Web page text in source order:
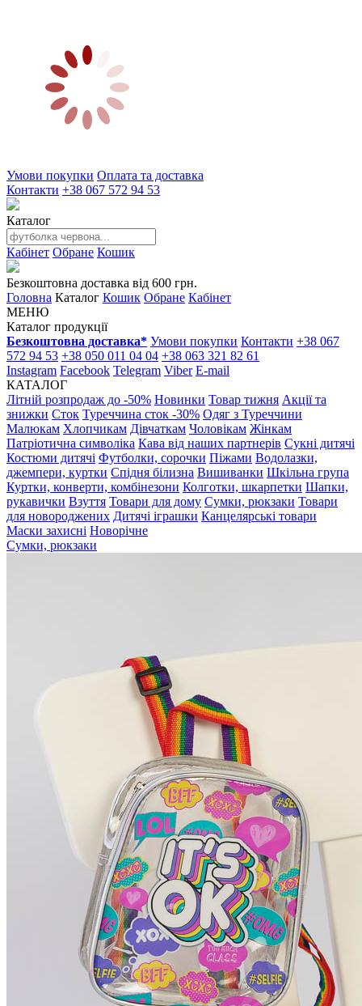
Умови покупки Оплата та доставка
Контакти +38 067 572 94 53
Каталог
Кабінет Обране Кошик
Безкоштовна доставка від 600 грн.
Головна Каталог Кошик Обране Кабінет
МЕНЮ
Каталог продукції
Безкоштовна доставка* Умови покупки Контакти +38 067
572 94 53 +38 050 011 04 04 +38 063 321 82 61
Instagram Facebook Telegram Viber E-mail
КАТАЛОГ
Літній розпродаж до -50% Новинки Товар тижня Акції та
знижки Сток Туреччина сток -30% Одяг з Туреччини
Малюкам Хлопчикам Дівчаткам Чоловікам Жінкам
Патріотична символіка Кава від наших партнерів Сукні дитячі
Костюми дитячі Футболки, сорочки Піжами Водолазки,
джемпери, куртки Спідня білизна Вишиванки Шкільна група
Куртки, конверти, комбінезони Колготки, шкарпетки Шапки,
рукавички Взуття Товари для дому Сумки, рюкзаки Товари
для новороджених Дитячі іграшки Канцелярські товари
Маски захисні Новорічне
Сумки, рюкзаки